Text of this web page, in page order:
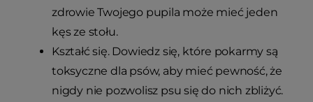
zdrowie Twojego pupila może mieć jeden
kęs ze stołu.
Kształć się. Dowiedz się, które pokarmy są
toksyczne dla psów, aby mieć pewność, że
nigdy nie pozwolisz psu się do nich zbliżyć.